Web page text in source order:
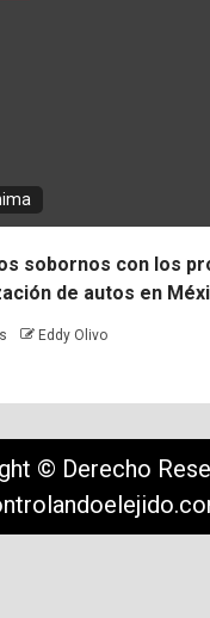
sobornos con los
de autos en
Eddy Olivo
© Derecho